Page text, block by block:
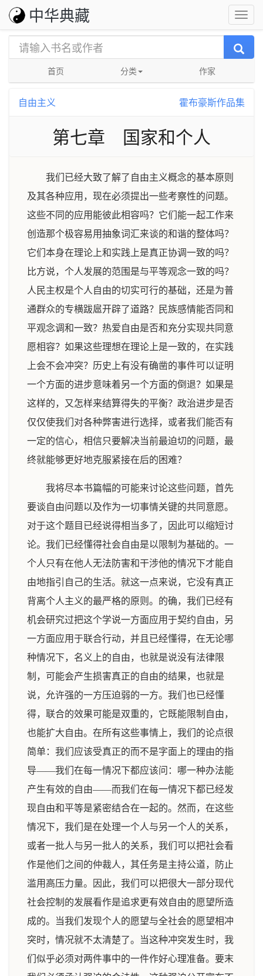
中华典藏
首页 分类 作家
自由主义 霍布豪斯作品集
第七章 国家和个人
我们已经大致了解了自由主义概念的基本原则
及其各种应用，现在必须提出一些考察性的问题。
这些不同的应用能彼此相容吗？它们能一起工作来
创造那个极容易用抽象词汇来谈的和谐的整体吗？
它们本身在理论上和实践上是真正协调一致的吗？
比方说，个人发展的范围是与平等观念一致的吗？
人民主权是个人自由的切实可行的基础，还是为普
通群众的专横跋扈开辟了道路？民族感情能否同和
平观念调和一致？热爱自由是否和充分实现共同意
愿相容？如果这些理想在理论上是一致的，在实践
上会不会冲突？历史上有没有确凿的事件可以证明
一个方面的进步意味着另一个方面的倒退？如果是
这样的，又怎样来结算得失的平衡？政治进步是否
仅仅使我们对各种弊害进行选择，或者我们能否有
一定的信心，相信只要解决当前最迫切的问题，最
终就能够更好地克服紧接在后的困难？
我将尽本书篇幅的可能来讨论这些问题，首先
要谈自由问题以及作为一切事情关键的共同意愿。
对于这个题目已经说得相当多了，因此可以缩短讨
论。我们已经懂得社会自由是以限制为基础的。一
个人只有在他人无法防害和干涉他的情况下才能自
由地指引自己的生活。就这一点来说，它没有真正
背离个人主义的最严格的原则。的确，我们已经有
机会研究过把这个学说一方面应用于契约自由，另
一方面应用于联合行动，并且已经懂得，在无论哪
种情况下，名义上的自由，也就是说没有法律限
制，可能会产生损害真正的自由的结果，也就是
说，允许强的一方压迫弱的一方。我们也已经懂
得，联合的效果可能是双重的，它既能限制自由，
也能扩大自由。在所有这些事情上，我们的论点很
简单：我们应该受真正的而不是字面上的理由的指
导——我们在每一情况下都应该问：哪一种办法能
产生有效的自由——而我们在每一情况下都已经发
现自由和平等是紧密结合在一起的。然而，在这些
情况下，我们是在处理一个人与另一个人的关系，
或者一批人与另一批人的关系，我们可以把社会看
作是他们之间的仲裁人，其任务是主持公道，防止
滥用高压力量。因此，我们可以把很大一部分现代
社会控制的发展看作是追求更有效自由的愿望所造
成的。当我们发现个人的愿望与全社会的愿望相冲
突时，情况就不太清楚了。当这种冲突发生时，我
们似乎必须对两件事中的一件作好心理准备。要末